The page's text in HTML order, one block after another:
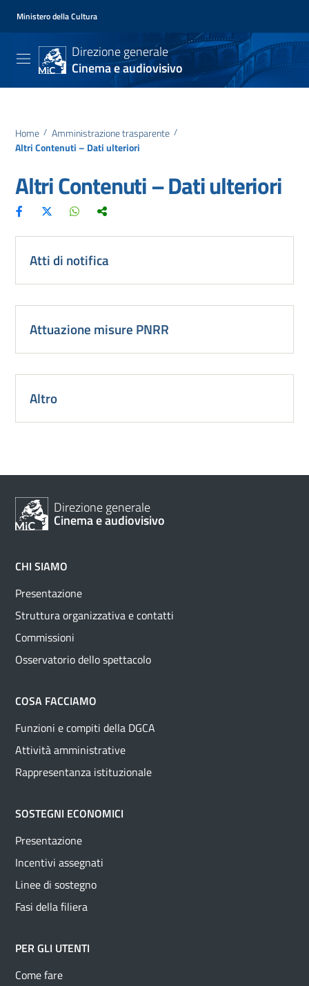
Ministero della Cultura
Direzione generale
Cinema e audiovisivo
Home / Amministrazione trasparente /
Altri Contenuti – Dati ulteriori
Altri Contenuti – Dati ulteriori
Atti di notifica
Attuazione misure PNRR
Altro
Direzione generale
Cinema e audiovisivo
CHI SIAMO
Presentazione
Struttura organizzativa e contatti
Commissioni
Osservatorio dello spettacolo
COSA FACCIAMO
Funzioni e compiti della DGCA
Attività amministrative
Rappresentanza istituzionale
SOSTEGNI ECONOMICI
Presentazione
Incentivi assegnati
Linee di sostegno
Fasi della filiera
PER GLI UTENTI
Come fare